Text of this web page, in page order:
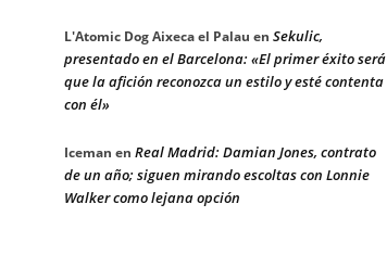
L'Atomic Dog Aixeca el Palau en Sekulic,
presentado en el Barcelona: «El primer éxito será
que la afición reconozca un estilo y esté contenta
con él»
Iceman en Real Madrid: Damian Jones, contrato
de un año; siguen mirando escoltas con Lonnie
Walker como lejana opción